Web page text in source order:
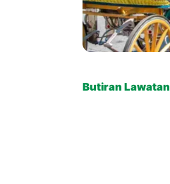
Butiran Lawatan